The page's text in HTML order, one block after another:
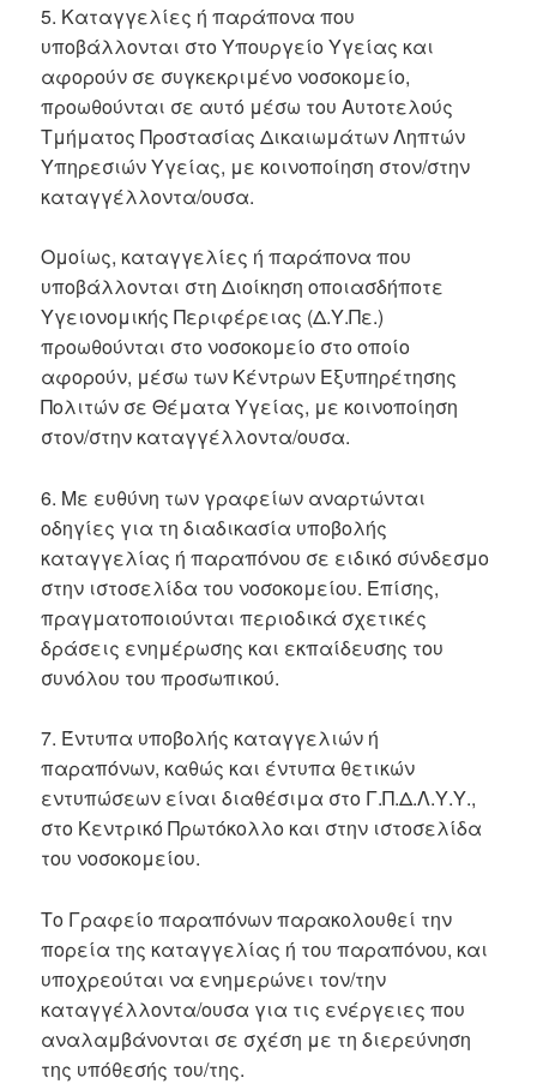
5. Καταγγελίες ή παράπονα που
υποβάλλονται στο Υπουργείο Υγείας και
αφορούν σε συγκεκριμένο νοσοκομείο,
προωθούνται σε αυτό μέσω του Αυτοτελούς
Τμήματος Προστασίας Δικαιωμάτων Ληπτών
Υπηρεσιών Υγείας, με κοινοποίηση στον/στην
καταγγέλλοντα/ουσα.
Ομοίως, καταγγελίες ή παράπονα που
υποβάλλονται στη Διοίκηση οποιασδήποτε
Υγειονομικής Περιφέρειας (Δ.Υ.Πε.)
προωθούνται στο νοσοκομείο στο οποίο
αφορούν, μέσω των Κέντρων Εξυπηρέτησης
Πολιτών σε Θέματα Υγείας, με κοινοποίηση
στον/στην καταγγέλλοντα/ουσα.
6. Με ευθύνη των γραφείων αναρτώνται
οδηγίες για τη διαδικασία υποβολής
καταγγελίας ή παραπόνου σε ειδικό σύνδεσμο
στην ιστοσελίδα του νοσοκομείου. Επίσης,
πραγματοποιούνται περιοδικά σχετικές
δράσεις ενημέρωσης και εκπαίδευσης του
συνόλου του προσωπικού.
7. Έντυπα υποβολής καταγγελιών ή
παραπόνων, καθώς και έντυπα θετικών
εντυπώσεων είναι διαθέσιμα στο Γ.Π.Δ.Λ.Υ.Υ.,
στο Κεντρικό Πρωτόκολλο και στην ιστοσελίδα
του νοσοκομείου.
Το Γραφείο παραπόνων παρακολουθεί την
πορεία της καταγγελίας ή του παραπόνου, και
υποχρεούται να ενημερώνει τον/την
καταγγέλλοντα/ουσα για τις ενέργειες που
αναλαμβάνονται σε σχέση με τη διερεύνηση
της υπόθεσής του/της.